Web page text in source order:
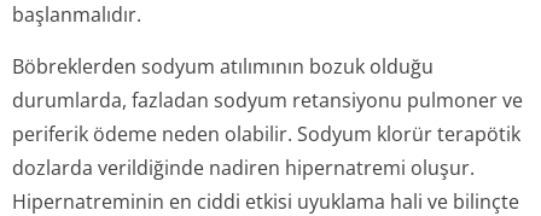
başlanmalıdır.
Böbreklerden sodyum atılımının bozuk olduğu
durumlarda, fazladan sodyum retansiyonu pulmoner ve
periferik ödeme neden olabilir. Sodyum klorür terapötik
dozlarda verildiğinde nadiren hipernatremi oluşur.
Hipernatreminin en ciddi etkisi uyuklama hali ve bilinçte